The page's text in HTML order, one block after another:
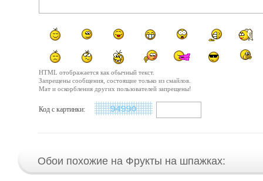
HTML отображается как обычный текст.
Запрещены сообщения, состоящие только из смайлов.
Мат и оскорбления других пользователей запрещены!
Код с картинки:
Обои похожие на Фрукты на шпажках: